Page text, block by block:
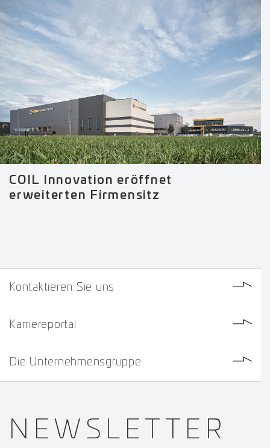
COIL Innovation eröffnet
erweiterten Firmensitz
Kontaktieren Sie uns
Karriereportal
Die Unternehmensgruppe
NEWS­ LETTER